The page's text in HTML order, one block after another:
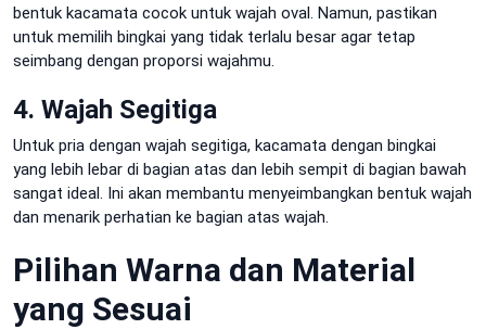
bentuk kacamata cocok untuk wajah oval. Namun, pastikan
untuk memilih bingkai yang tidak terlalu besar agar tetap
seimbang dengan proporsi wajahmu.
4. Wajah Segitiga
Untuk pria dengan wajah segitiga, kacamata dengan bingkai
yang lebih lebar di bagian atas dan lebih sempit di bagian bawah
sangat ideal. Ini akan membantu menyeimbangkan bentuk wajah
dan menarik perhatian ke bagian atas wajah.
Pilihan Warna dan Material
yang Sesuai